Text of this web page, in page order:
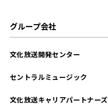
グループ会社
文化放送開発センター
セントラルミュージック
文化放送キャリアパートナーズ